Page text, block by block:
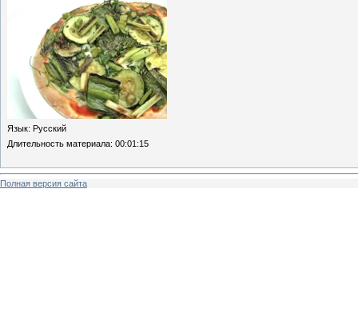
Язык: Русский
Длительность материала: 00:01:15
Полная версия сайта